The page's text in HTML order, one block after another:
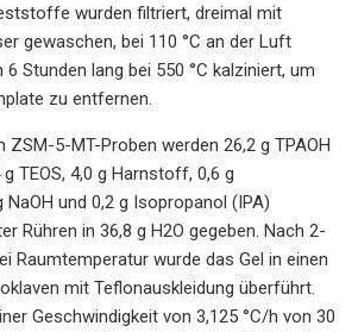
wurden filtriert, dreimal mit
gewaschen, bei 110 °C an der Luft
Stunden lang bei 550 °C kalziniert, um
zu entfernen.
ZSM-5-MT-Proben werden 26,2 g TPAOH
TEOS, 4,0 g Harnstoff, 0,6 g
NaOH und 0,2 g Isopropanol (IPA)
Rühren in 36,8 g H2O gegeben. Nach 2-
Raumtemperatur wurde das Gel in einen
mit Teflonauskleidung überführt.
Geschwindigkeit von 3,125 °C/h von 30